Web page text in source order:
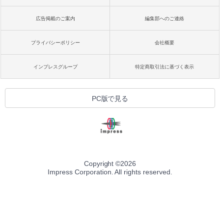
広告掲載のご案内 編集部へのご連絡
プライバシーポリシー 会社概要
インプレスグループ 特定商取引法に基づく表示
PC版で見る
Copyright ©2026
Impress Corporation. All rights reserved.